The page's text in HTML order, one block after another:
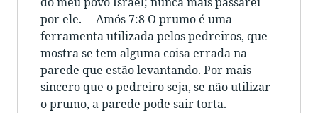
por ele. —Amós 7:8 O prumo é uma
ferramenta utilizada pelos pedreiros, que
mostra se tem alguma coisa errada na
parede que estão levantando. Por mais
sincero que o pedreiro seja, se não utilizar
o prumo, a parede pode sair torta.